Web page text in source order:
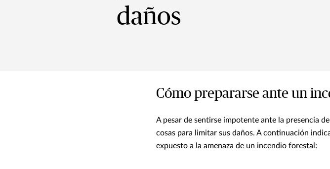
daños
Cómo prepararse ante un
A pesar de sentirse impotente ante la presencia
cosas para limitar sus daños. A continuación
expuesto a la amenaza de un incendio forestal: